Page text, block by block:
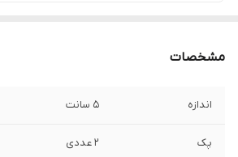
مشخصات
اندازه 5 سانت
پک 2 عددی